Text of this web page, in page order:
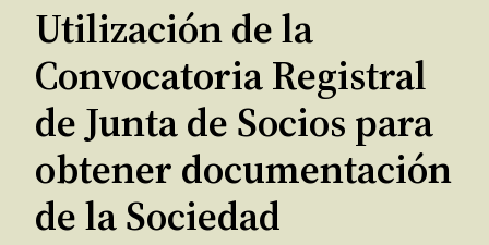
Utilización de la
Convocatoria Registral
de Junta de Socios para
obtener documentación
de la Sociedad